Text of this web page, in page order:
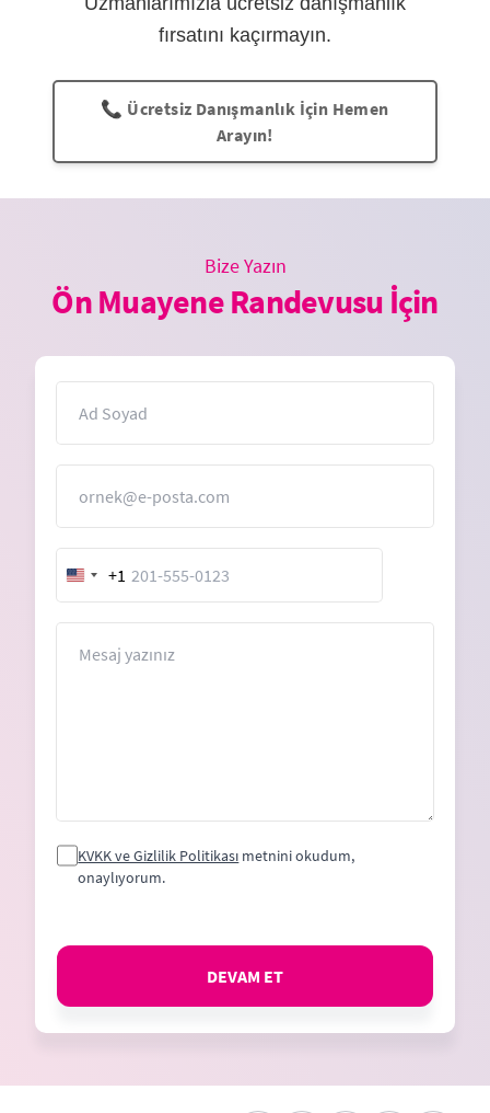
fırsatını kaçırmayın.
📞 Ücretsiz Danışmanlık İçin Hemen
Arayın!
Bize Yazın
Ön Muayene Randevusu İçin
United
States
+1
KVKK ve Gizlilik Politikası metnini okudum,
onaylıyorum.
DEVAM ET